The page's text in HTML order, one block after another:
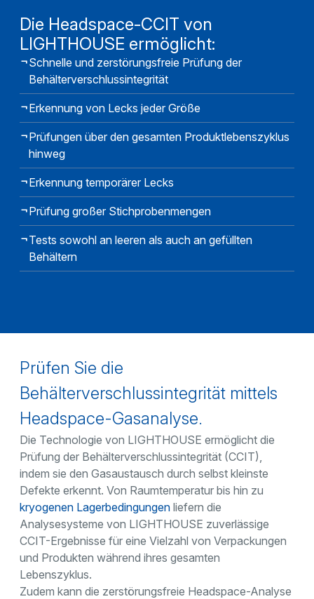
Die Headspace-CCIT von
LIGHTHOUSE ermöglicht:
Schnelle und zerstörungsfreie Prüfung der
Behälterverschlussintegrität
Erkennung von Lecks jeder Größe
Prüfungen über den gesamten Produktlebenszyklus
hinweg
Erkennung temporärer Lecks
Prüfung großer Stichprobenmengen
Tests sowohl an leeren als auch an gefüllten
Behältern
Prüfen Sie die
Behälterverschlussintegrität mittels
Headspace-Gasanalyse.
Die Technologie von LIGHTHOUSE ermöglicht die
Prüfung der Behälterverschlussintegrität (CCIT),
indem sie den Gasaustausch durch selbst kleinste
Defekte erkennt. Von Raumtemperatur bis hin zu
kryogenen Lagerbedingungen liefern die
Analysesysteme von LIGHTHOUSE zuverlässige
CCIT-Ergebnisse für eine Vielzahl von Verpackungen
und Produkten während ihres gesamten
Lebenszyklus.
Zudem kann die zerstörungsfreie Headspace-Analyse